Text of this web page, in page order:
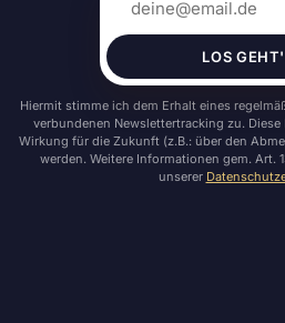
LOS
Hiermit stimme ich dem Erhalt eines
verbundenen Newslettertracking zu.
Wirkung für die Zukunft (z.B.: über den
werden. Weitere Informationen gem. Art.
unserer